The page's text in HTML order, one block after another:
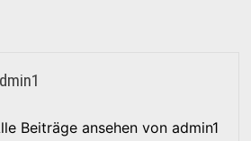
Beiträge ansehen von admin1